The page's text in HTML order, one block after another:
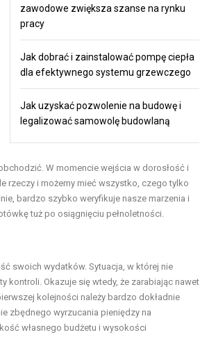
zawodowe zwiększa szanse na rynku
pracy
Jak dobrać i zainstalować pompę ciepła
dla efektywnego systemu grzewczego
Jak uzyskać pozwolenie na budowę i
legalizować samowolę budowlaną
W momencie wejścia w dorosłość i
rzeczy i możemy mieć wszystko, czego tylko
bardzo szybko weryfikuje nasze marzenia i
tuż po osiągnięciu pełnoletności.
swoich wydatków. Sytuacja, w której nie
Okazuje się wtedy, że zarabiając nawet
kolejności należy bardzo dokładnie
zbędnego wyrzucania pieniędzy na
własnego budżetu i wysokości